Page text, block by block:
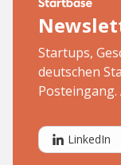
Startups,
deutschen
Posteingang.
LinkedIn